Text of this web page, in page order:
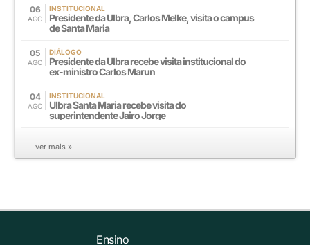
06
AGO
INSTITUCIONAL
Presidente da Ulbra, Carlos Melke, visita o campus
de Santa Maria
05
AGO
DIÁLOGO
Presidente da Ulbra recebe visita institucional do
ex-ministro Carlos Marun
04
AGO
INSTITUCIONAL
Ulbra Santa Maria recebe visita do
superintendente Jairo Jorge
ver mais »
Ensino